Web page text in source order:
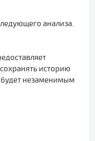
анализа.
историю
будет незаменимым